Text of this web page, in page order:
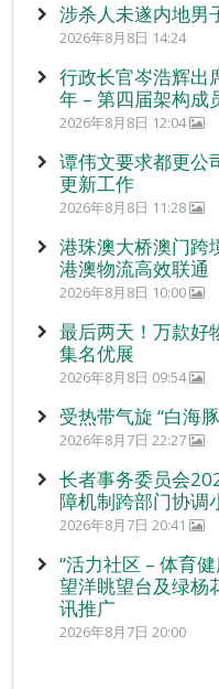
涉杀人未遂内地男
2026年8月8日 14:24
行政长官岑浩辉出
年 – 第四届架构成
2026年8月8日 12:04
谭伟文要求都更公
更新工作
2026年8月8日 11:28
港珠澳大桥澳门跨
港澳物流高效联通
2026年8月8日 10:00
最后两天！万款好
集名优展
2026年8月8日 09:54
受热带气旋 “白海
2026年8月7日 22:27
长者事务委员会
障机制跨部门协调
2026年8月7日 20:41
“活力社区 – 体育
望洋眺望台及绿杨
讯推广
2026年8月7日 20:00